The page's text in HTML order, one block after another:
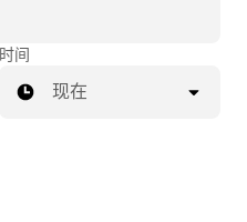
时间
现在